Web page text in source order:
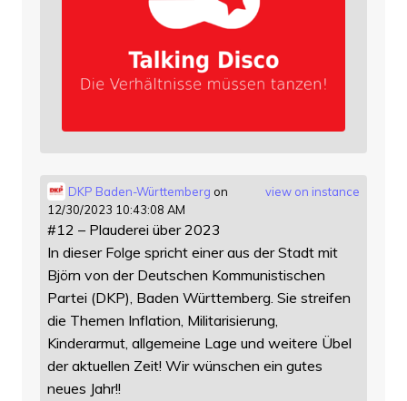
view on instance
DKP Baden-Württemberg on
12/30/2023 10:43:08 AM
#12 – Plauderei über 2023
In dieser Folge spricht einer aus der Stadt mit
Björn von der Deutschen Kommunistischen
Partei (DKP), Baden Württemberg. Sie streifen
die Themen Inflation, Militarisierung,
Kinderarmut, allgemeine Lage und weitere Übel
der aktuellen Zeit! Wir wünschen ein gutes
neues Jahr!!